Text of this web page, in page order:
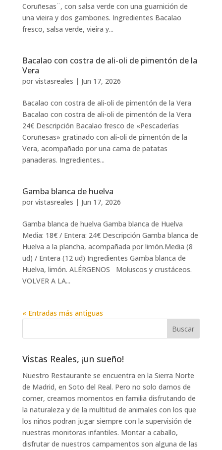
Coruñesas¨, con salsa verde con una guarnición de
una vieira y dos gambones. Ingredientes Bacalao
fresco, salsa verde, vieira y...
Bacalao con costra de ali-oli de pimentón de la
Vera
por vistasreales | Jun 17, 2026
Bacalao con costra de ali-oli de pimentón de la Vera
Bacalao con costra de ali-oli de pimentón de la Vera
24€ Descripción Bacalao fresco de «Pescaderías
Coruñesas» gratinado con ali-oli de pimentón de la
Vera, acompañado por una cama de patatas
panaderas. Ingredientes...
Gamba blanca de huelva
por vistasreales | Jun 17, 2026
Gamba blanca de huelva Gamba blanca de Huelva
Media: 18€ / Entera: 24€ Descripción Gamba blanca de
Huelva a la plancha, acompañada por limón.Media (8
ud) / Entera (12 ud) Ingredientes Gamba blanca de
Huelva, limón. ALÉRGENOS Moluscos y crustáceos.
VOLVER A LA...
« Entradas más antiguas
Vistas Reales, ¡un sueño!
Nuestro Restaurante se encuentra en la Sierra Norte
de Madrid, en Soto del Real. Pero no solo damos de
comer, creamos momentos en familia disfrutando de
la naturaleza y de la multitud de animales con los que
los niños podran jugar siempre con la supervisión de
nuestras monitoras infantiles. Montar a caballo,
disfrutar de nuestros campamentos son alguna de las